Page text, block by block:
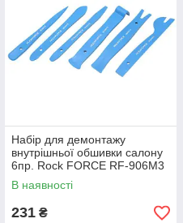
Набір для демонтажу
внутрішньої обшивки салону
6пр. Rock FORCE RF-906M3
(Код 15876)
В наявності
231 ₴